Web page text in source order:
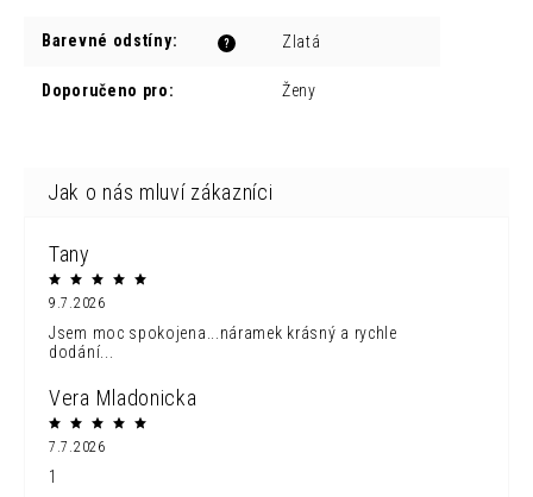
?
Barevné odstíny: Zlatá
Doporučeno pro: Ženy
Tany
9.7.2026
Jsem moc spokojena...náramek krásný a rychle
dodání...
Vera Mladonicka
7.7.2026
1